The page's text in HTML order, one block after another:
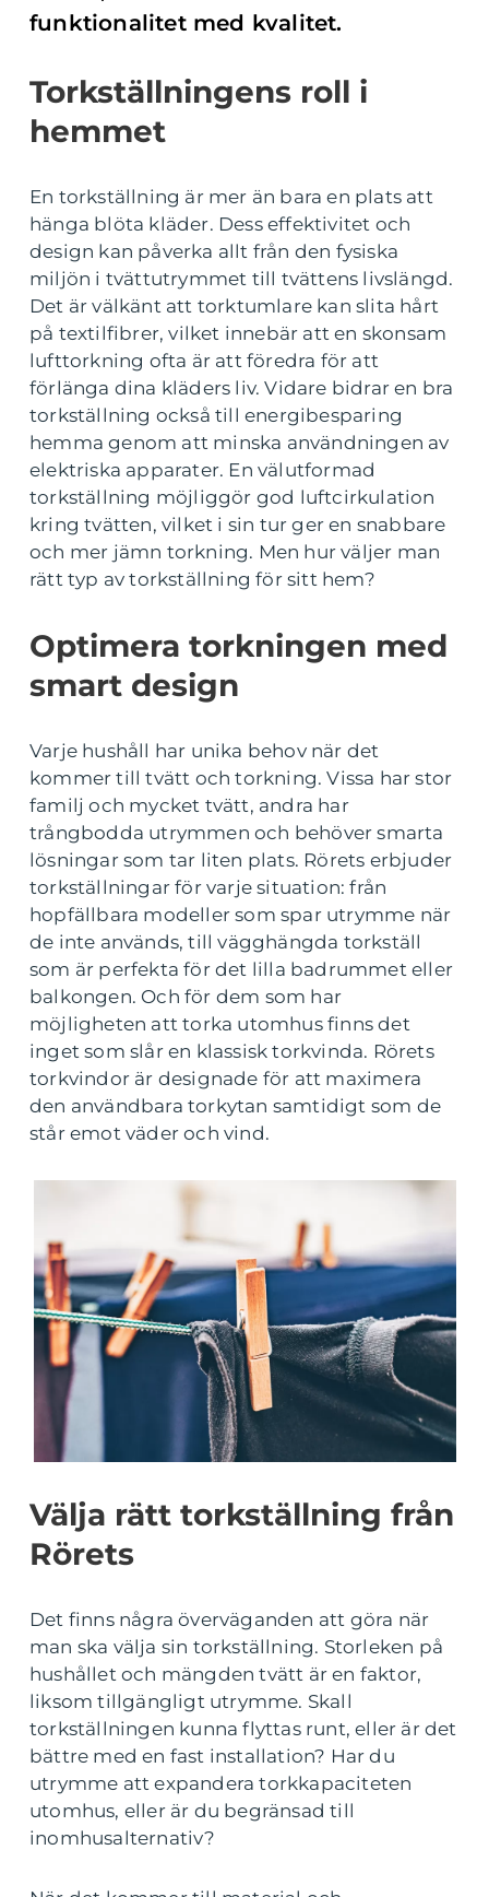
funktionalitet med kvalitet.
Torkställningens roll i
hemmet
En torkställning är mer än bara en plats att
hänga blöta kläder. Dess effektivitet och
design kan påverka allt från den fysiska
miljön i tvättutrymmet till tvättens livslängd.
Det är välkänt att torktumlare kan slita hårt
på textilfibrer, vilket innebär att en skonsam
lufttorkning ofta är att föredra för att
förlänga dina kläders liv. Vidare bidrar en bra
torkställning också till energibesparing
hemma genom att minska användningen av
elektriska apparater. En välutformad
torkställning möjliggör god luftcirkulation
kring tvätten, vilket i sin tur ger en snabbare
och mer jämn torkning. Men hur väljer man
rätt typ av torkställning för sitt hem?
Optimera torkningen med
smart design
Varje hushåll har unika behov när det
kommer till tvätt och torkning. Vissa har stor
familj och mycket tvätt, andra har
trångbodda utrymmen och behöver smarta
lösningar som tar liten plats. Rörets erbjuder
torkställningar för varje situation: från
hopfällbara modeller som spar utrymme när
de inte används, till vägghängda torkställ
som är perfekta för det lilla badrummet eller
balkongen. Och för dem som har
möjligheten att torka utomhus finns det
inget som slår en klassisk torkvinda. Rörets
torkvindor är designade för att maximera
den användbara torkytan samtidigt som de
står emot väder och vind.
Välja rätt torkställning från
Rörets
Det finns några överväganden att göra när
man ska välja sin torkställning. Storleken på
hushållet och mängden tvätt är en faktor,
liksom tillgängligt utrymme. Skall
torkställningen kunna flyttas runt, eller är det
bättre med en fast installation? Har du
utrymme att expandera torkkapaciteten
utomhus, eller är du begränsad till
inomhusalternativ?